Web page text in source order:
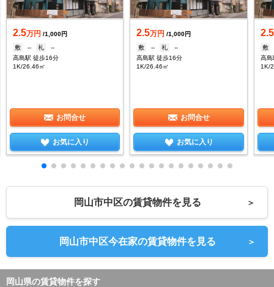
2.5万円 /1,000円
敷
-- 礼
--
高島駅 徒歩16分
1K/26.46㎡
お問合せ
お気に入り
2.5万円 /1,000円
敷
-- 礼
--
高島駅 徒歩16分
1K/26.46㎡
お問合せ
お気に入り
2.5
敷
高
1K/
岡山市中区の賃貸物件を見る ＞
岡山市中区今在家の賃貸物件を見る ＞
岡山県の賃貸物件を探す